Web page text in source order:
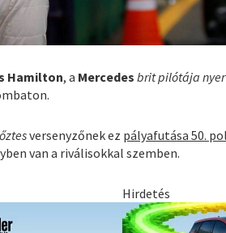
Hamilton, a Mercedes brit pilótája
versenyzőnek ez pályafutása 50.
van a riválisokkal szemben.
Hirdetés